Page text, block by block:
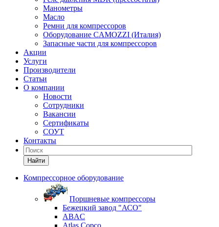
Манометры
Масло
Ремни для компрессоров
Оборудование CAMOZZI (Италия)
Запасные части для компрессоров
Акции
Услуги
Производители
Статьи
О компании
Новости
Сотрудники
Вакансии
Сертификаты
СОУТ
Контакты
Найти
Компрессорное оборудование
Поршневые компрессоры
Бежецкий завод "АСО"
ABAC
Atlas Copco